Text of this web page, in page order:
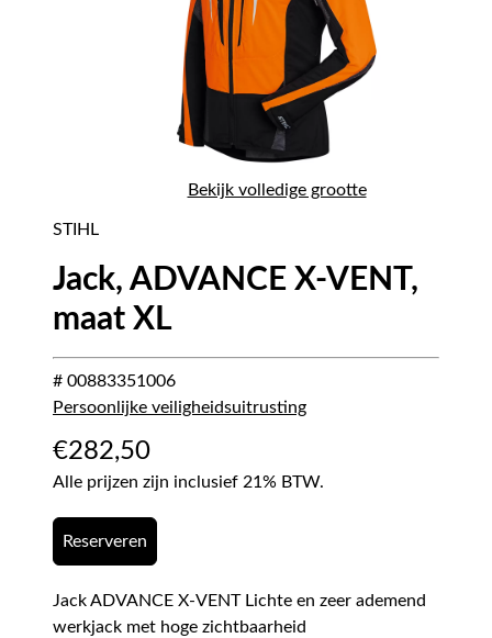
Bekijk volledige grootte
STIHL
Jack, ADVANCE X-VENT,
maat XL
# 00883351006
Persoonlijke veiligheidsuitrusting
€282,50
Alle prijzen zijn inclusief 21% BTW.
Reserveren
Jack ADVANCE X-VENT Lichte en zeer ademend
werkjack met hoge zichtbaarheid